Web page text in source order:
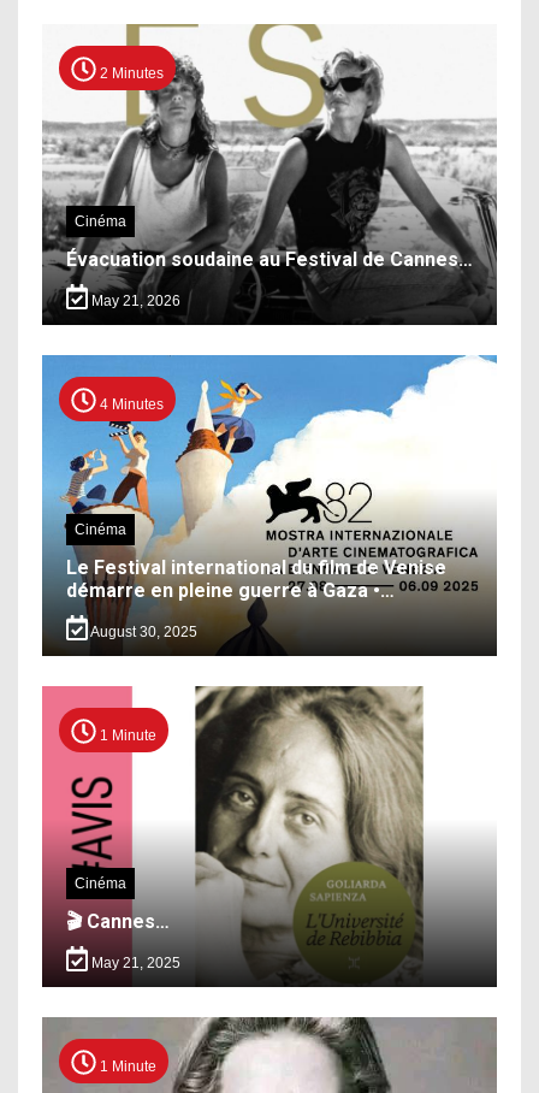
2 Minutes
Cinéma
Évacuation soudaine au Festival de Cannes…
May 21, 2026
4 Minutes
Cinéma
Le Festival international du film de Venise
démarre en pleine guerre à Gaza •…
August 30, 2025
1 Minute
Cinéma
🎬 Cannes…
May 21, 2025
1 Minute